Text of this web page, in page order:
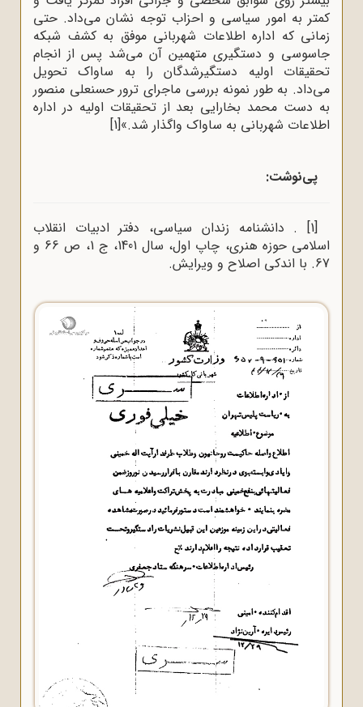
کمتر به امور سیاسی و احزاب توجه نشان می‌داد. حتی
زمانی که اداره اطلاعات شهربانی موفق به کشف شبکه
جاسوسی و دستگیری متهمین آن می‌شد پس از انجام
تحقیقات اولیه دستگیرشدگان را به ساواک تحویل
می‌داد. به طور نمونه بررسی ماجرای ترور حسنعلی منصور
به دست محمد بخارایی بعد از تحقیقات اولیه در اداره
اطلاعات شهربانی به ساواک واگذار شد.»[1]
پی‌نوشت:
[1]
. دانشنامه زندان سیاسی، دفتر ادبیات انقلاب
اسلامی حوزه هنری، چاپ اول، سال 1401، ج 1، ص 66 و
67. با اندکی اصلاح و ویرایش.